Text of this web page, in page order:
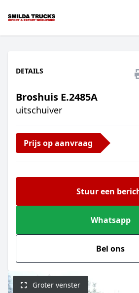
DETAILS
Broshuis E.2485A
uitschuiver
Prijs op aanvraag
Stuur een
Whatsapp
Bel ons
Groter venster